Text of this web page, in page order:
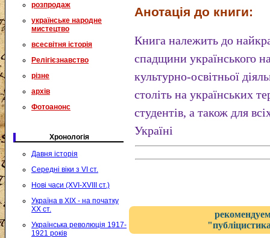
розпродаж
українське народне
мистецтво
всесвітня історія
Релігієзнавство
різне
архів
Фотоанонс
Хронологія
Давня історія
Середні віки з VI ст.
Нові часи (XVI-XVIII ст.)
Україна в XIX - на початку
XX ст.
Українська революція 1917-
1921 років
Анотація до книги:
Книга належить до
спадщини українського
культурно-освітньої
століть на українських
студентів, а також для
Україні